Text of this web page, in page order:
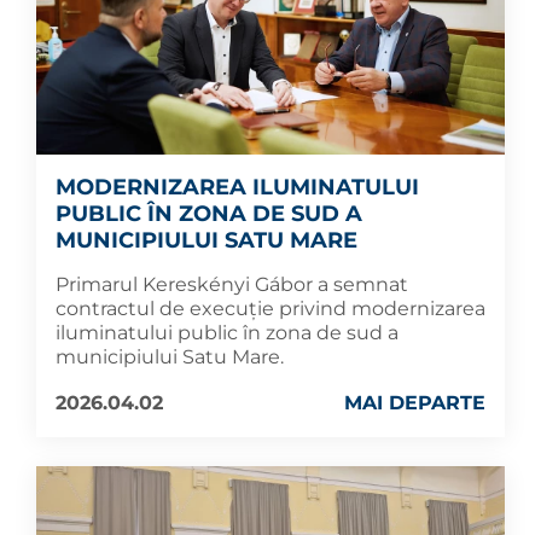
MODERNIZAREA ILUMINATULUI
PUBLIC ÎN ZONA DE SUD A
MUNICIPIULUI SATU MARE
Primarul Kereskényi Gábor a semnat
contractul de execuție privind modernizarea
iluminatului public în zona de sud a
municipiului Satu Mare.
2026.04.02
MAI DEPARTE